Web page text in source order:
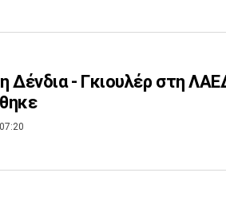
Δένδια - Γκιουλέρ στη